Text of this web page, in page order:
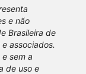
e não
Brasileira de
associados.
sem a
de uso e